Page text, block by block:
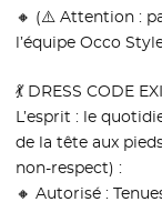
🔸 (⚠️ Attention :
l’équipe Occo
💃 DRESS CODE
L’esprit : le
de la tête aux
non-respect) :
🔸 Autorisé :